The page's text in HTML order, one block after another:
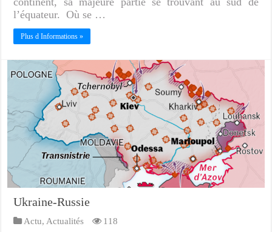
l’équateur. Où se …
Plus d Informations »
Ukraine-Russie
Actu, Actualités 118